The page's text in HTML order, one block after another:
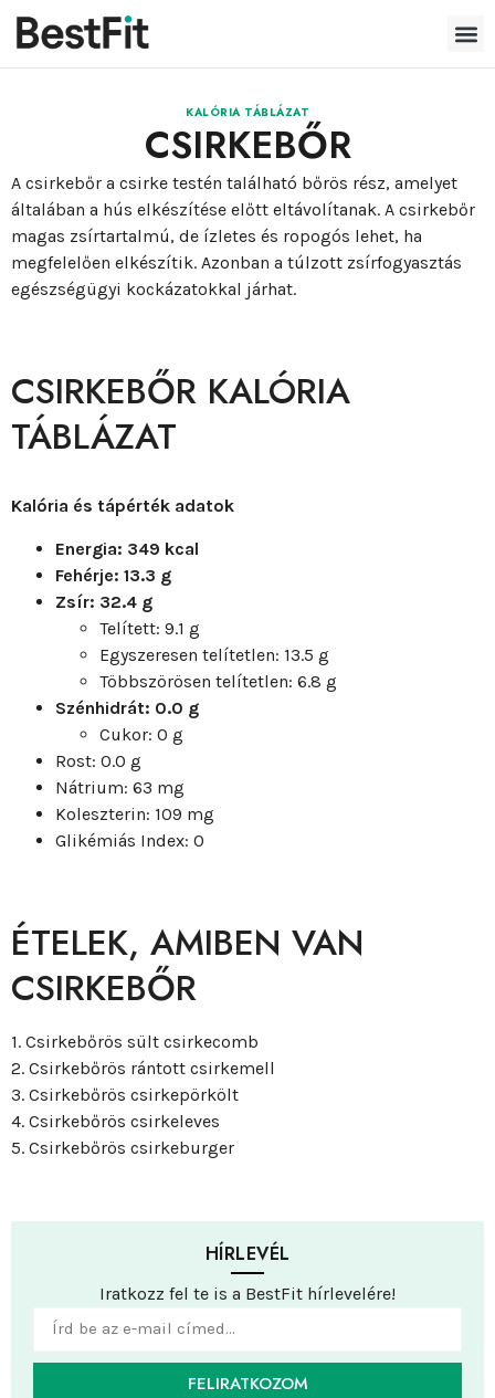
HÍRLEVÉL
Iratkozz fel te is a BestFit hírlevelére!
FELIRATKOZOM
KALÓRIA TÁBLÁZAT
CSIRKEBŐR
A csirkebőr a csirke testén található bőrös rész, amelyet
általában a hús elkészítése előtt eltávolítanak. A csirkebőr
magas zsírtartalmú, de ízletes és ropogós lehet, ha
megfelelően elkészítik. Azonban a túlzott zsírfogyasztás
egészségügyi kockázatokkal járhat.
CSIRKEBŐR KALÓRIA
TÁBLÁZAT
Kalória és tápérték adatok
Energia: 349 kcal
Fehérje: 13.3 g
Zsír: 32.4 g
Telített: 9.1 g
Egyszeresen telítetlen: 13.5 g
Többszörösen telítetlen: 6.8 g
Szénhidrát: 0.0 g
Cukor: 0 g
Rost: 0.0 g
Nátrium: 63 mg
Koleszterin: 109 mg
Glikémiás Index: 0
ÉTELEK, AMIBEN VAN
CSIRKEBŐR
1. Csirkebőrös sült csirkecomb
2. Csirkebőrös rántott csirkemell
3. Csirkebőrös csirkepörkölt
4. Csirkebőrös csirkeleves
5. Csirkebőrös csirkeburger